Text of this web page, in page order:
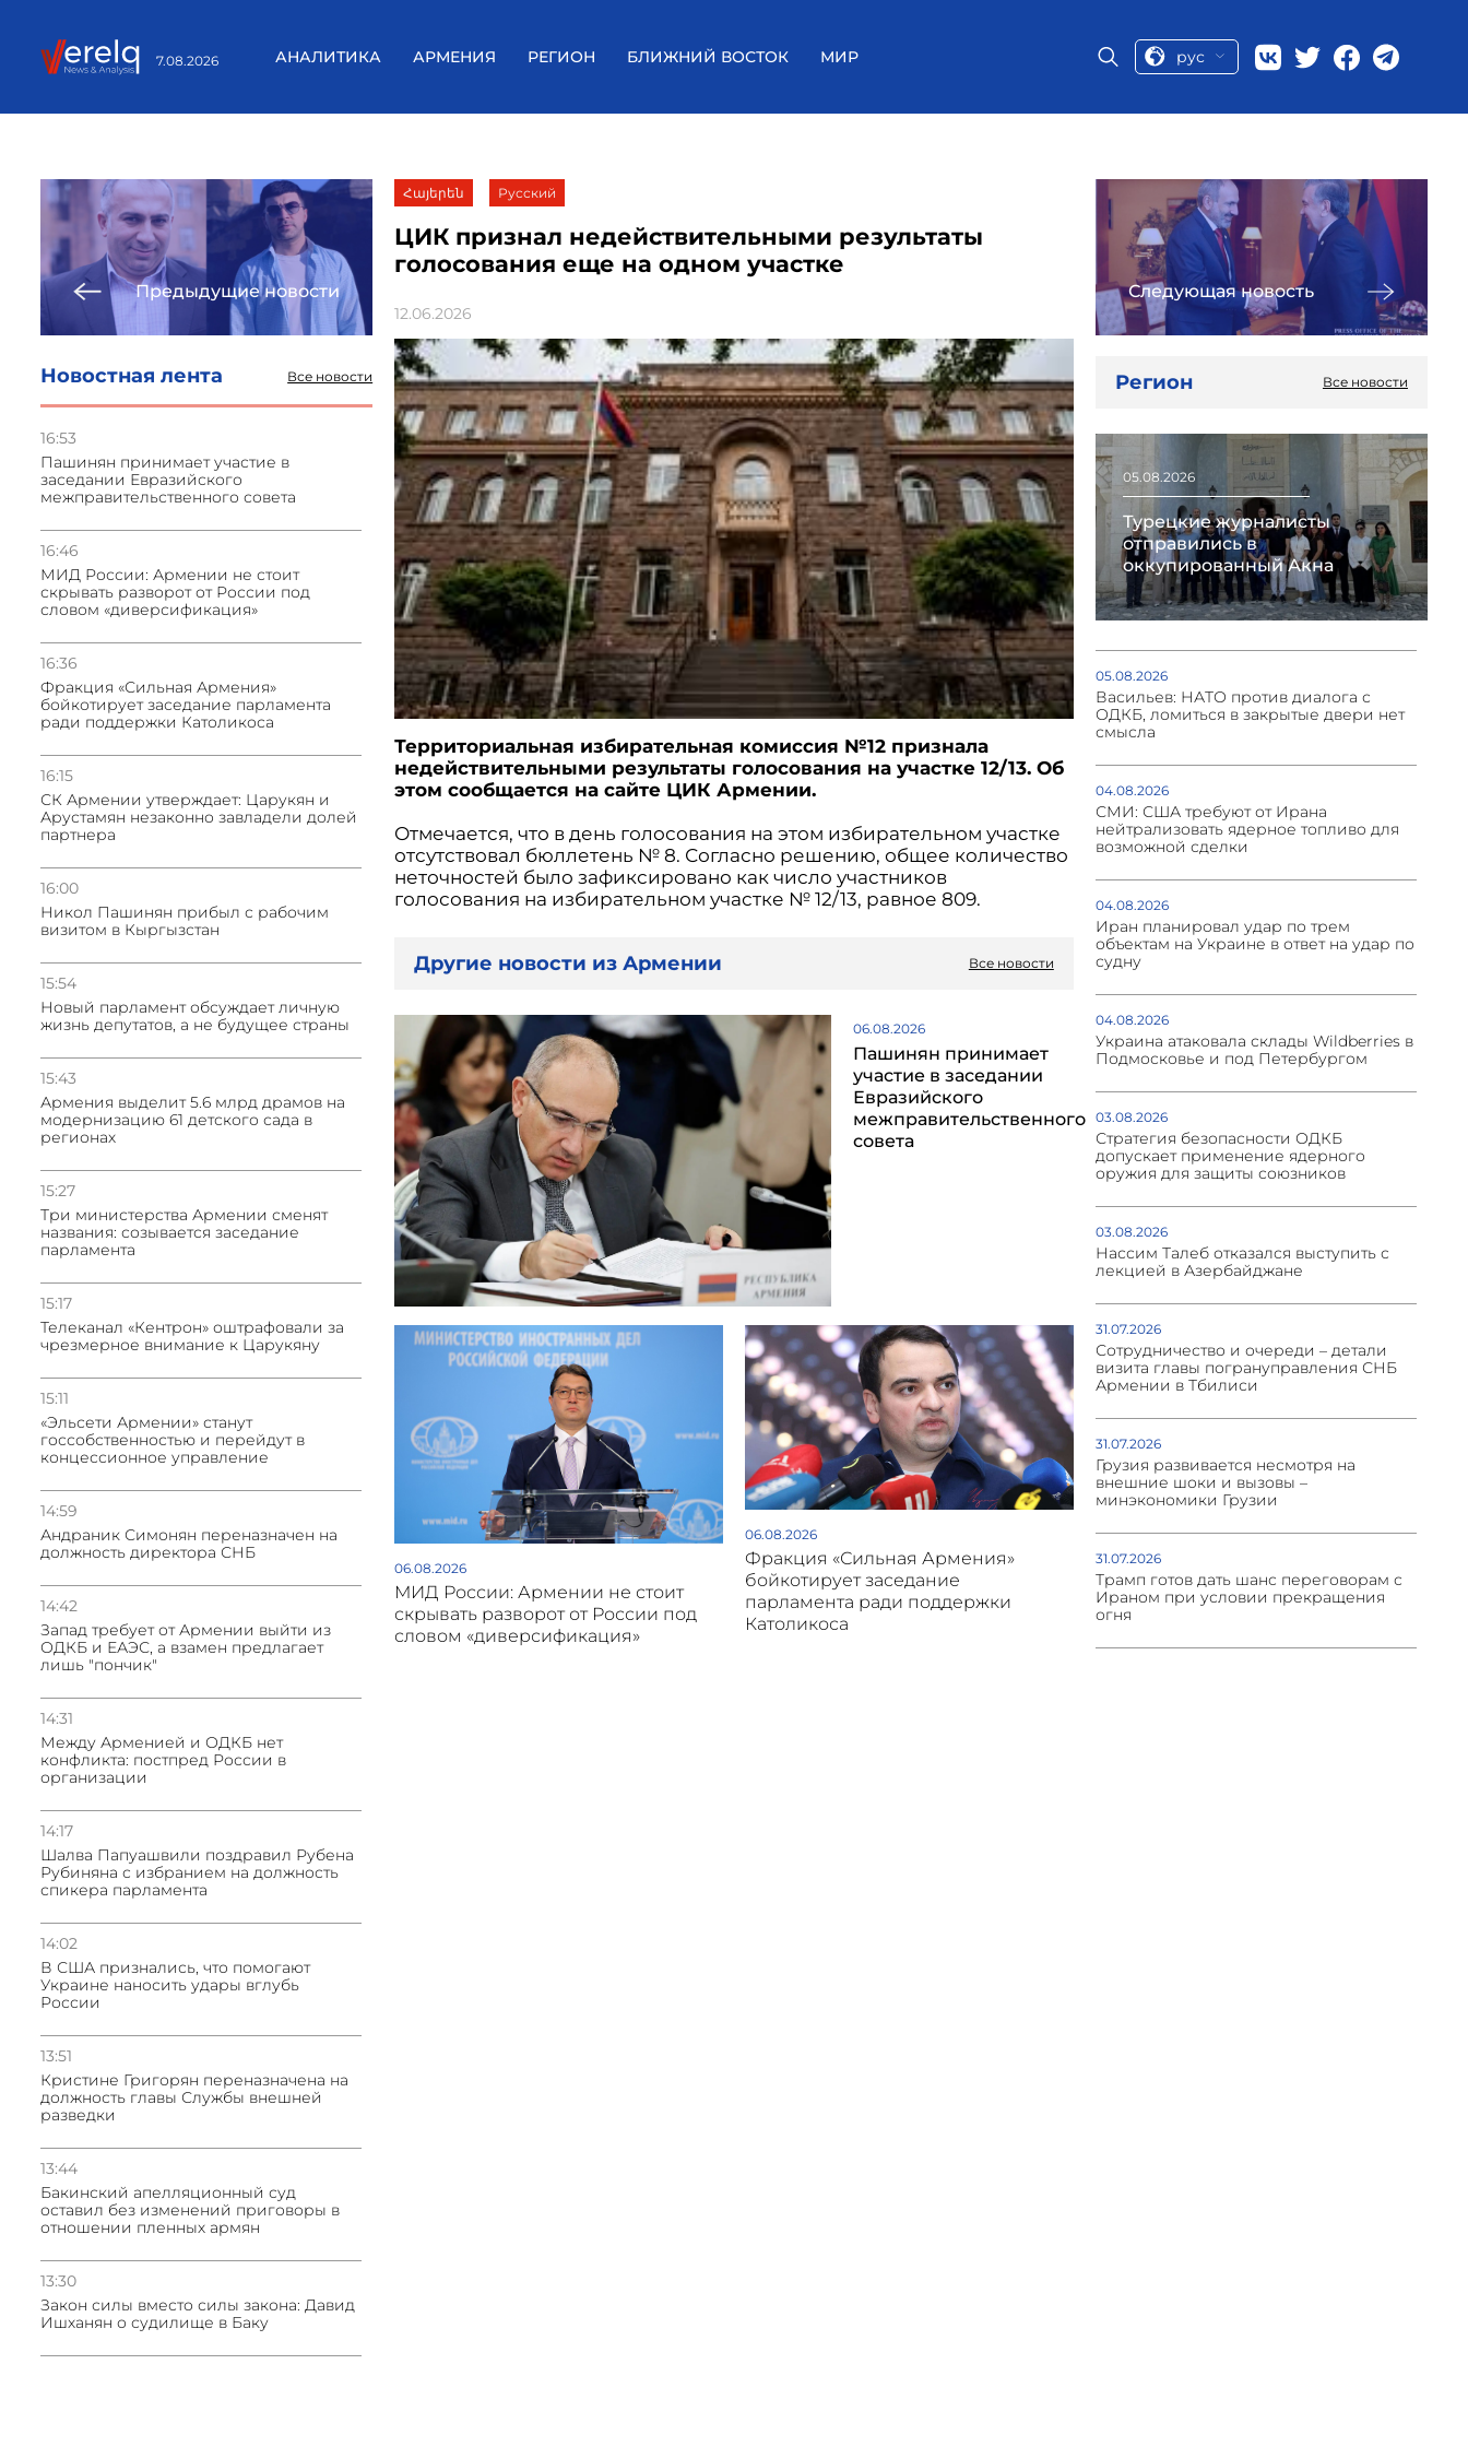
7.08.2026 АНАЛИТИКА АРМЕНИЯ РЕГИОН БЛИЖНИЙ ВОСТОК МИР рус
Предыдущие новости
Новостная лента Все новости
16:53
Пашинян принимает участие в
заседании Евразийского
межправительственного совета
16:46
МИД России: Армении не стоит
скрывать разворот от России под
словом «диверсификация»
16:36
Фракция «Сильная Армения»
бойкотирует заседание парламента
ради поддержки Католикоса
16:15
СК Армении утверждает: Царукян и
Арустамян незаконно завладели долей
партнера
16:00
Никол Пашинян прибыл с рабочим
визитом в Кыргызстан
15:54
Новый парламент обсуждает личную
жизнь депутатов, а не будущее страны
15:43
Армения выделит 5.6 млрд драмов на
модернизацию 61 детского сада в
регионах
15:27
Три министерства Армении сменят
названия: созывается заседание
парламента
15:17
Телеканал «Кентрон» оштрафовали за
чрезмерное внимание к Царукяну
15:11
«Эльсети Армении» станут
госсобственностью и перейдут в
концессионное управление
14:59
Андраник Симонян переназначен на
должность директора СНБ
14:42
Запад требует от Армении выйти из
ОДКБ и ЕАЭС, а взамен предлагает
лишь "пончик"
14:31
Между Арменией и ОДКБ нет
конфликта: постпред России в
организации
14:17
Шалва Папуашвили поздравил Рубена
Рубиняна с избранием на должность
спикера парламента
14:02
В США признались, что помогают
Украине наносить удары вглубь
России
13:51
Кристине Григорян переназначена на
должность главы Службы внешней
разведки
13:44
Бакинский апелляционный суд
оставил без изменений приговоры в
отношении пленных армян
13:30
Закон силы вместо силы закона: Давид
Ишханян о судилище в Баку
Հայերեն Русский
ЦИК признал недействительными результаты
голосования еще на одном участке
12.06.2026
Территориальная избирательная комиссия №12 признала
недействительными результаты голосования на участке 12/13. Об
этом сообщается на сайте ЦИК Армении.
Отмечается, что в день голосования на этом избирательном участке
отсутствовал бюллетень № 8. Согласно решению, общее количество
неточностей было зафиксировано как число участников
голосования на избирательном участке № 12/13, равное 809.
Другие новости из Армении Все новости
06.08.2026
Пашинян принимает
участие в заседании
Евразийского
межправительственного
совета
06.08.2026
МИД России: Армении не стоит
скрывать разворот от России под
словом «диверсификация»
06.08.2026
Фракция «Сильная Армения»
бойкотирует заседание
парламента ради поддержки
Католикоса
Следующая новость
Регион Все новости
05.08.2026
Турецкие журналисты
отправились в
оккупированный Акна
05.08.2026
Васильев: НАТО против диалога с
ОДКБ, ломиться в закрытые двери нет
смысла
04.08.2026
СМИ: США требуют от Ирана
нейтрализовать ядерное топливо для
возможной сделки
04.08.2026
Иран планировал удар по трем
объектам на Украине в ответ на удар по
судну
04.08.2026
Украина атаковала склады Wildberries в
Подмосковье и под Петербургом
03.08.2026
Стратегия безопасности ОДКБ
допускает применение ядерного
оружия для защиты союзников
03.08.2026
Нассим Талеб отказался выступить с
лекцией в Азербайджане
31.07.2026
Сотрудничество и очереди – детали
визита главы погрануправления СНБ
Армении в Тбилиси
31.07.2026
Грузия развивается несмотря на
внешние шоки и вызовы –
минэкономики Грузии
31.07.2026
Трамп готов дать шанс переговорам с
Ираном при условии прекращения
огня